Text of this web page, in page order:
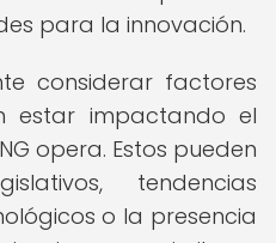
para la innovación.
considerar factores
estar impactando el
opera. Estos pueden
tendencias
o la presencia